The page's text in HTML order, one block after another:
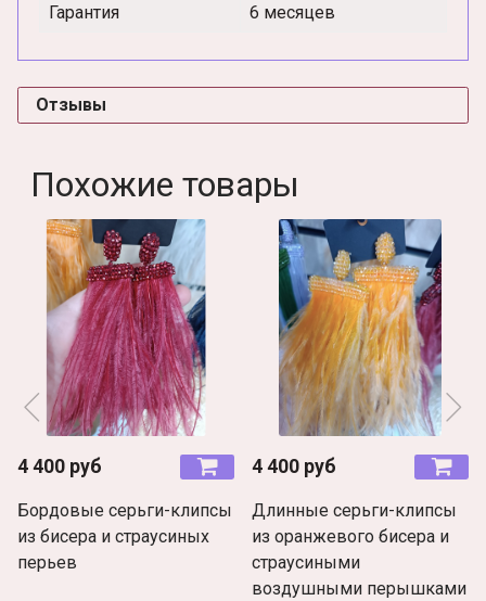
Гарантия 6 месяцев
Отзывы
Похожие товары
4 400 руб
Бордовые серьги-клипсы
из бисера и страусиных
перьев
4 400 руб
Длинные серьги-клипсы
из оранжевого бисера и
страусиными
воздушными перышками